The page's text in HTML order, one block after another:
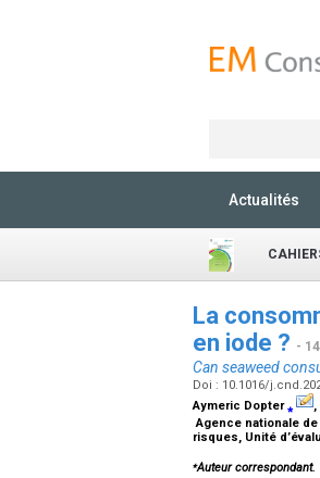
Actualités
La
en iode ? -
Can seaweed
Doi : 10.1016/
Aymeric Dopter⁎
,
Agence nationale
risques, Unité
⁎Auteur correspondant.